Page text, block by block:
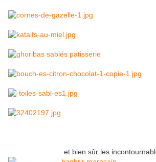
et bien sûr les